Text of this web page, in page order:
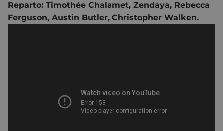
Reparto: Timothée Chalamet, Zendaya, Rebecca
Ferguson, Austin Butler, Christopher Walken.